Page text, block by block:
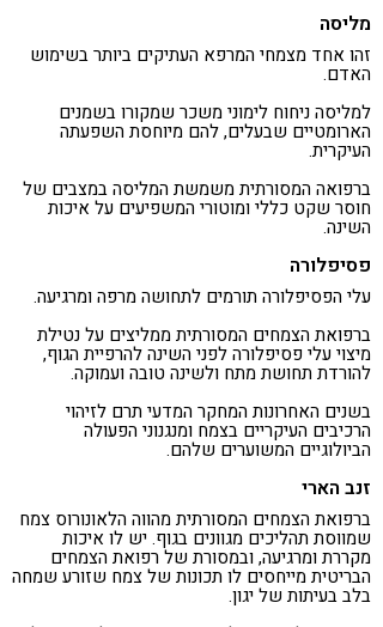
מליסה
זהו אחד מצמחי המרפא העתיקים ביותר בשימוש
האדם.
למליסה ניחוח לימוני משכר שמקורו בשמנים
הארומטיים שבעלים, להם מיוחסת השפעתה
העיקרית.
ברפואה המסורתית משמשת המליסה במצבים של
חוסר שקט כללי ומוטורי המשפיעים על איכות
השינה.
פסיפלורה
עלי הפסיפלורה תורמים לתחושה מרפה ומרגיעה.
ברפואת הצמחים המסורתית ממליצים על נטילת
מיצוי עלי פסיפלורה לפני השינה להרפיית הגוף,
להורדת תחושת מתח ולשינה טובה ועמוקה.
בשנים האחרונות המחקר המדעי תרם לזיהוי
הרכיבים העיקריים בצמח ומנגנוני הפעולה
הביולוגיים המשוערים שלהם.
זנב הארי
ברפואת הצמחים המסורתית מהווה הלאונורוס צמח
שמווסת תהליכים מגוונים בגוף. יש לו איכות
מקררת ומרגיעה, ובמסורת של רפואת הצמחים
הבריטית מייחסים לו תכונות של צמח שזורע שמחה
בלב בעיתות של יגון.